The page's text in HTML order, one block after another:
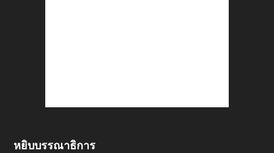
หยิบบรรณาธิการ